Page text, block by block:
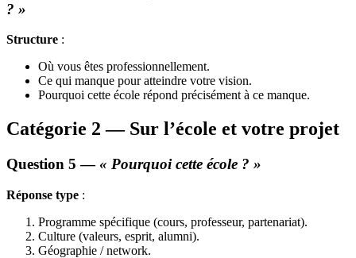
? »
Structure :
Où vous êtes professionnellement.
Ce qui manque pour atteindre votre vision.
Pourquoi cette école répond précisément à ce manque.
Catégorie 2 — Sur l’école et votre projet
Question 5 —« Pourquoi cette école ? »
Réponse type :
Programme spécifique (cours, professeur, partenariat).
Culture (valeurs, esprit, alumni).
Géographie / network.